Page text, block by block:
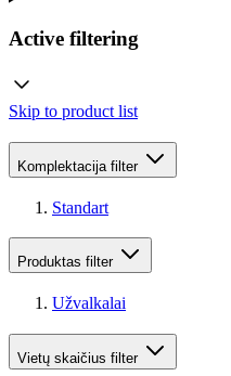
Active filtering
Skip to product list
Komplektacija filter
Standart
Produktas filter
Užvalkalai
Vietų skaičius filter